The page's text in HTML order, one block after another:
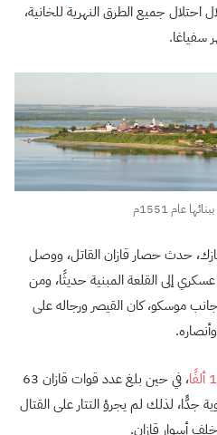
جميع الطرق النهرية للخانية،
سفياغا.
عام 1551م
حدث حصار قازان القاتل، ووصل
إلى القلعة المبنية حديثًا، ومن
موسكو، كان القيصر ورجاله على
، في حين بلغ عدد قوات قازان 63
جدًّا، لذلك لم يجرؤ التتار على القتال
أسوار قازان.